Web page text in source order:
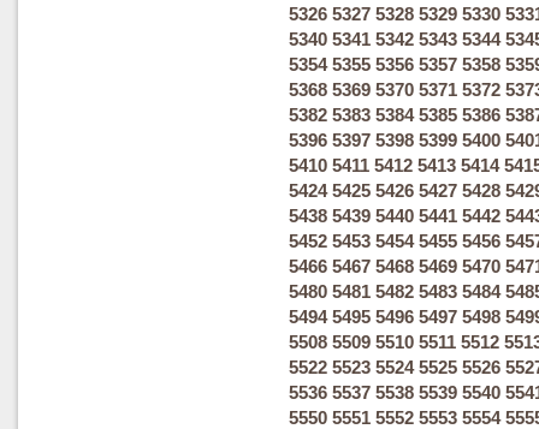
5326 5327 5328 5329 5330
5340 5341 5342 5343 5344
5354 5355 5356 5357 5358
5368 5369 5370 5371 5372
5382 5383 5384 5385 5386
5396 5397 5398 5399 5400
5410 5411 5412 5413 5414
5424 5425 5426 5427 5428
5438 5439 5440 5441 5442
5452 5453 5454 5455 5456
5466 5467 5468 5469 5470
5480 5481 5482 5483 5484
5494 5495 5496 5497 5498
5508 5509 5510 5511 5512
5522 5523 5524 5525 5526
5536 5537 5538 5539 5540
5550 5551 5552 5553 5554